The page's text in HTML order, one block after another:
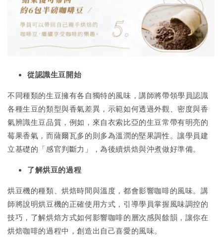
從認識生豆開始
不同種類的生豆擁有各自獨特的風味，講師將帶領學員認識
各種生豆的類型與香氣差異，示範如何透過外觀、密度與香
氣辨識生豆品質，例如，來自衣索比亞的生豆常帶有明亮的
莓果香氣，而薩爾瓦多的則多為溫潤的堅果調性。讓學員建
立基礎的「感官判斷力」，為後續烘焙與沖煮做好準備。
了解烘豆的過程
烘豆機的種類、烘焙時間與溫度，都會影響咖啡的風味。講
師將說明烘豆機的正確使用方式，引導學員掌握風味調控的
技巧，了解烘焙方式如何影響咖啡的層次感與餘韻，讓你在
烘焙咖啡的過程中，創造出自己喜愛的風味。